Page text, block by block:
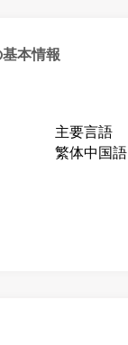
本情報
主要言語
繁体中国語